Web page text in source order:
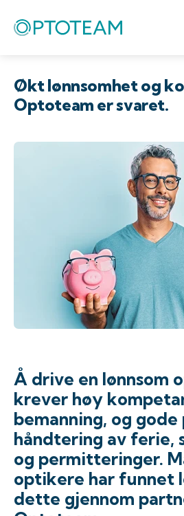
Økt lønnsomhet og
Optoteam er svaret.
Å drive en lønnsom
krever høy
bemanning, og
håndtering av
og permitteringer.
optikere har funnet
dette gjennom